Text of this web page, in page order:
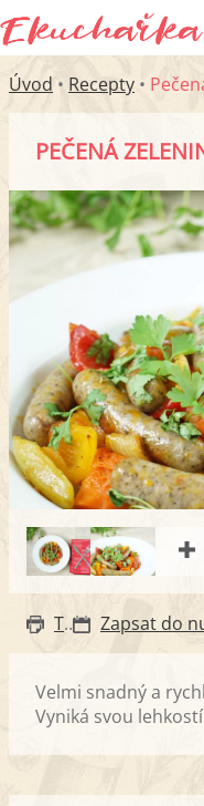
Úvod • Recepty •
PEČENÁ
Tisk
Velmi snadný a
Vyniká svou